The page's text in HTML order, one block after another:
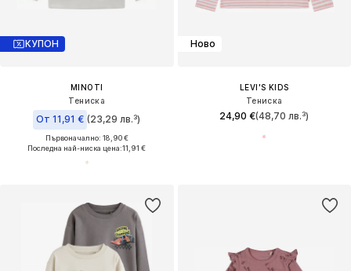
КУПОН
MINOTI
Тениска
От 11,91 € (23,29 лв.³)
Първоначално: 18,90 €
Последна най-ниска цена:11,91 €
Ново
LEVI'S KIDS
Тениска
24,90 €(48,70 лв.³)